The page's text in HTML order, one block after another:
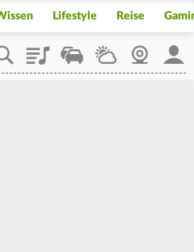
Lifestyle Reise
PlaylistStaupilotWetterWebcam